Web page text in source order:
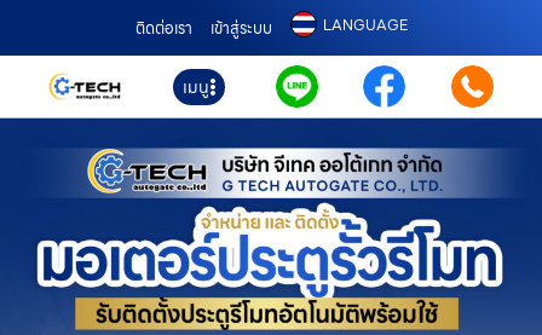
ติดต่อเรา เข้าสู่ระบบ LANGUAGE
เมนู